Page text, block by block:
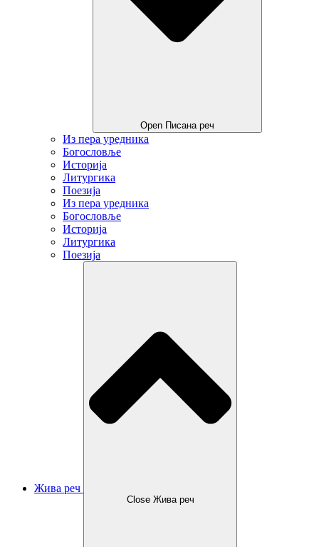
Open Писана реч
Из пера уредника
Богословље
Историја
Литургика
Поезија
Из пера уредника
Богословље
Историја
Литургика
Поезија
Жива реч
Close Жива реч